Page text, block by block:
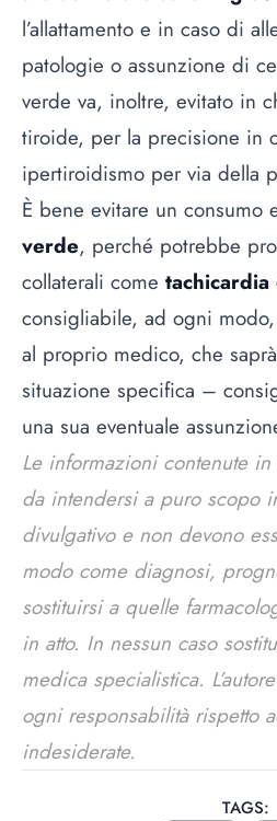
l’allattamento e in caso di
patologie o assunzione di
verde va, inoltre, evitato in
tiroide, per la precisione in
ipertiroidismo per via della
È bene evitare un consumo
verde, perché potrebbe
collaterali come tachicardia
consigliabile, ad ogni
al proprio medico, che
situazione specifica –
una sua eventuale
Le informazioni contenute
da intendersi a puro scopo
divulgativo e non devono
modo come diagnosi,
sostituirsi a quelle
in atto. In nessun caso
medica specialistica.
ogni responsabilità rispetto
indesiderate.
TAGS: